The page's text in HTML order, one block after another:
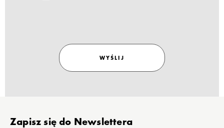
WYŚLIJ
StopkaZapisz się do Newslettera